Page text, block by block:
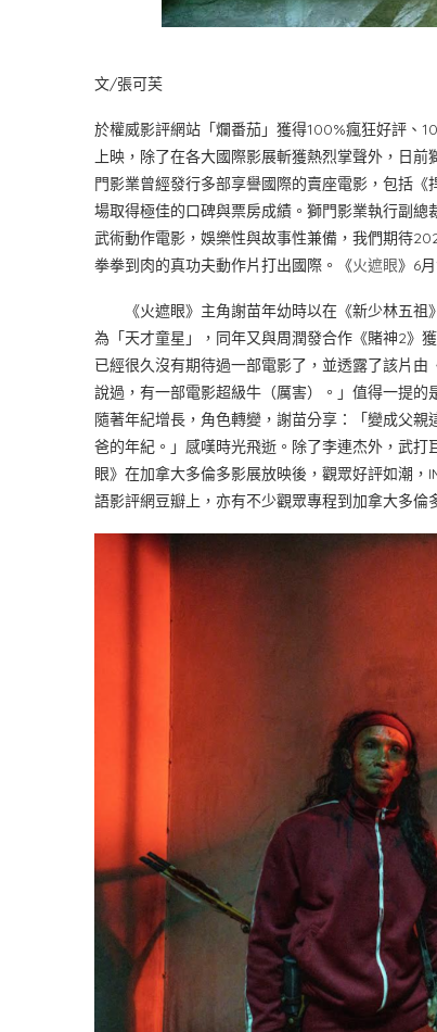
文/張可芙
於權威影評網站「爛番茄」獲得100%瘋狂好評、
上映，除了在各大國際影展斬獲熱烈掌聲外，日
門影業曾經發行多部享譽國際的賣座電影，包括
場取得極佳的口碑與票房成績。獅門影業執行副
武術動作電影，娛樂性與故事性兼備，我們期待
拳拳到肉的真功夫動作片打出國際。《火遮眼》6
《火遮眼》主角謝苗年幼時以在《新少林五祖
為「天才童星」，同年又與周潤發合作《賭神2》
已經很久沒有期待過一部電影了，並透露了該片
說過，有一部電影超級牛（厲害）。」值得一提
隨著年紀增長，角色轉變，謝苗分享：「變成父
爸的年紀。」感嘆時光飛逝。除了李連杰外，武
眼》在加拿大多倫多影展放映後，觀眾好評如潮
語影評網豆瓣上，亦有不少觀眾專程到加拿大多倫